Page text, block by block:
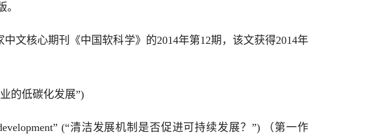
文核心期刊《中国软科学》的2014年第12期，该文获得2014年
的低碳化发展”)
(“清洁发展机制是否促进可持续发展？”) （第一作